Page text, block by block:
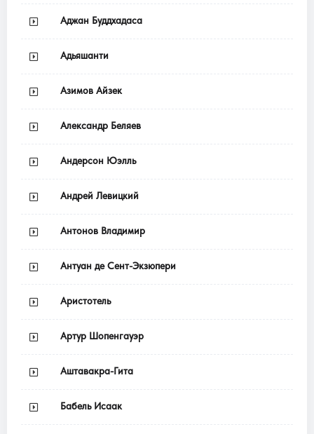
Аджан Буддхадаса
Адьяшанти
Азимов Айзек
Александр Беляев
Андерсон Юэлль
Андрей Левицкий
Антонов Владимир
Антуан де Сент-Экзюпери
Аристотель
Артур Шопенгауэр
Аштавакра-Гита
Бабель Исаак